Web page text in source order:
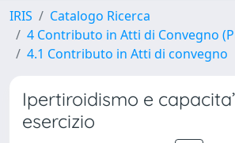
IRIS
Catalogo Ricerca
4 Contributo in Atti di Convegno
4.1 Contributo in Atti di convegno
Ipertiroidismo e
esercizio